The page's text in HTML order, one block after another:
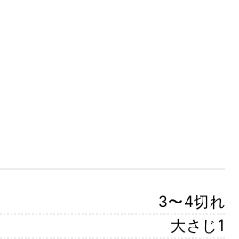
3〜4切れ
大さじ1